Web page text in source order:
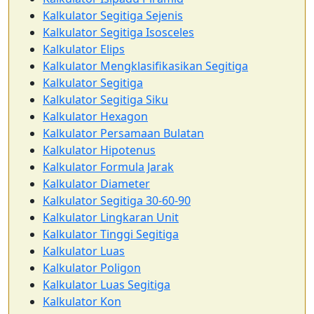
Kalkulator Segitiga Sejenis
Kalkulator Segitiga Isosceles
Kalkulator Elips
Kalkulator Mengklasifikasikan Segitiga
Kalkulator Segitiga
Kalkulator Segitiga Siku
Kalkulator Hexagon
Kalkulator Persamaan Bulatan
Kalkulator Hipotenus
Kalkulator Formula Jarak
Kalkulator Diameter
Kalkulator Segitiga 30-60-90
Kalkulator Lingkaran Unit
Kalkulator Tinggi Segitiga
Kalkulator Luas
Kalkulator Poligon
Kalkulator Luas Segitiga
Kalkulator Kon